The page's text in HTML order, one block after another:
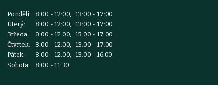
Pondělí:
8:00 - 12:00, 13:00 - 17:00
Úterý:
8:00 - 12:00, 13:00 - 17:00
Středa:
8:00 - 12:00, 13:00 - 17:00
Čtvrtek:
8:00 - 12:00, 13:00 - 17:00
Pátek:
8:00 - 12:00, 13:00 - 16:00
Sobota:
8:00 - 11:30